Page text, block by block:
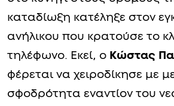
καταδίωξη κατέληξε στον
ανήλικου που κρατούσε το
τηλέφωνο. Εκεί, ο Κώστας
φέρεται να χειροδίκησε με
σφοδρότητα εναντίον του